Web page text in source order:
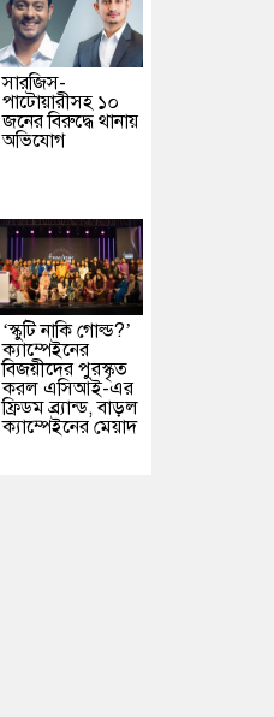
সারজিস-
পাটোয়ারীসহ ১০
জনের বিরুদ্ধে থানায়
অভিযোগ
‘স্কুটি নাকি গোল্ড?’
ক্যাম্পেইনের
বিজয়ীদের পুরস্কৃত
করল এসিআই-এর
ফ্রিডম ব্র্যান্ড, বাড়ল
ক্যাম্পেইনের মেয়াদ